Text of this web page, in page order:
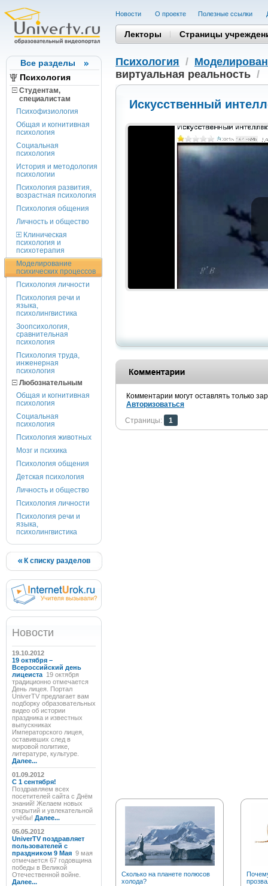
Все разделы
Психология
Студентам,
cпециалистам
Психофизиология
Общая и когнитивная
психология
Социальная
психология
История и методология
психологии
Психология развития,
возрастная психология
Психология общения
Личность и общество
Клиническая
психология и
психотерапия
Моделирование
психических процессов
Психология личности
Психология речи и
языка,
психолингвистика
Зоопсихология,
сравнительная
психология
Психология труда,
инженерная
психология
Любознательным
Общая и когнитивная
психология
Социальная
психология
Психология животных
Мозг и психика
Психология общения
Детская психология
Личность и общество
Психология личности
Психология речи и
языка,
психолингвистика
К списку разделов
Новости
19.10.2012
19 октября –
Всероссийский день
лицеиста 19 октября
традиционно отмечается
День лицея. Портал
UniverTV предлагает вам
подборку образовательных
видео об истории
праздника и известных
выпускниках
Императорского лицея,
оставивших след в
мировой политике,
литературе, культуре.
Далее...
01.09.2012
C 1 сентября!
Поздравляем всех
посетителей сайта с Днём
знаний! Желаем новых
открытий и увлекательной
учёбы! Далее...
05.05.2012
UniverTV поздравляет
пользователей с
праздником 9 Мая 9 мая
отмечается 67 годовщина
победы в Великой
Отечественной войне.
Далее...
Новости О проекте Полезные cсылки
Лекторы Страницы
Психология /
виртуальная реальность /
Искусственный
Комментарии могут оставлять только
Авторизоваться
Страницы:
1
Сколько на планете полюсов
холода?